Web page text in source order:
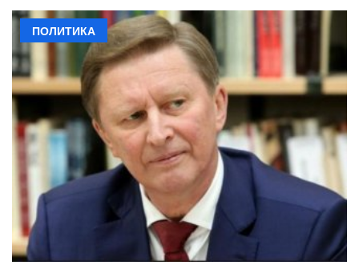
ПОЛИТИКА